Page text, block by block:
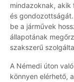
mindazoknak,
és
be a járművek
állapotának
szakszerű
A Némedi úton
könnyen elérhető,